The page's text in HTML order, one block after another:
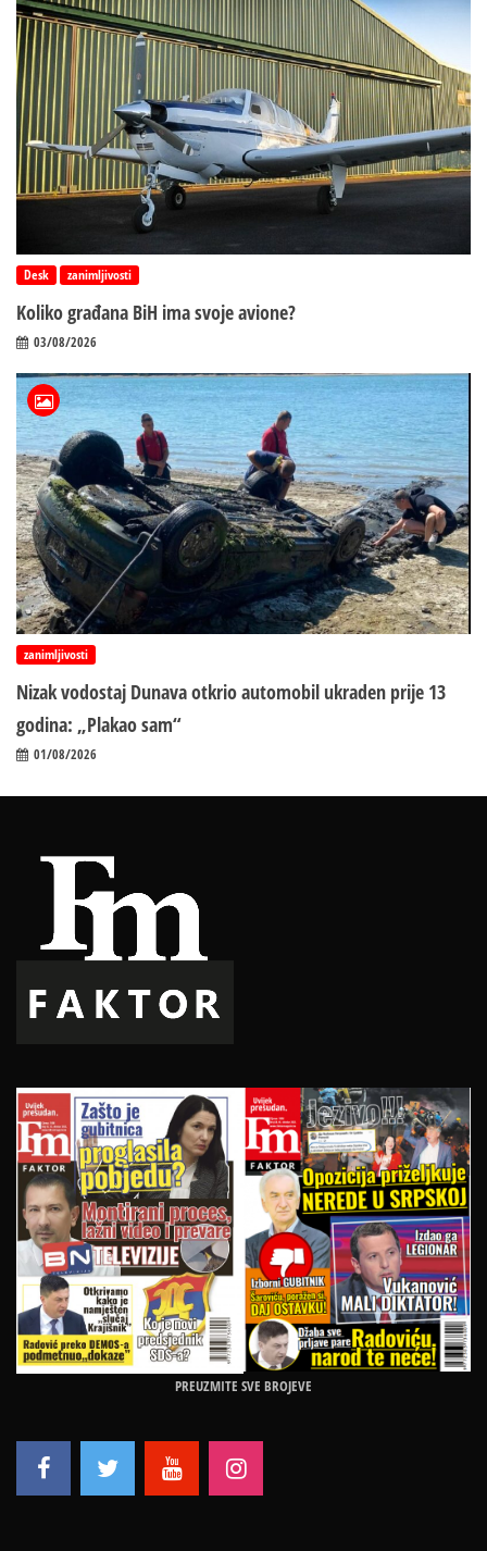
Desk zanimljivosti
Koliko građana BiH ima svoje avione?
03/08/2026
zanimljivosti
Nizak vodostaj Dunava otkrio automobil ukraden prije 13
godina: „Plakao sam“
01/08/2026
PREUZMITE SVE BROJEVE